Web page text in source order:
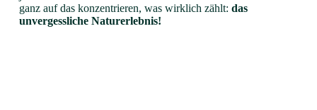
ganz auf das konzentrieren, was wirklich zählt: das
unvergessliche Naturerlebnis!